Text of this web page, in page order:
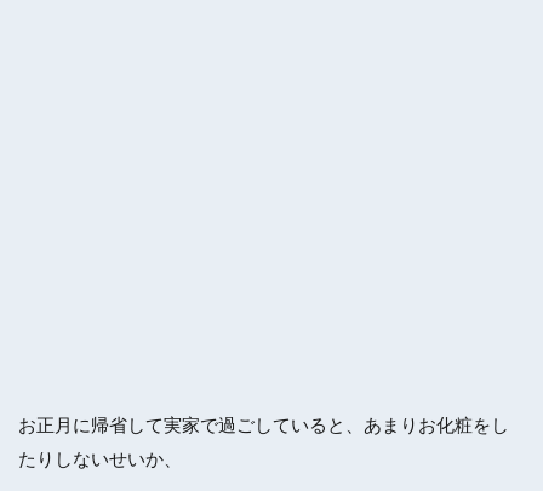
お正月に帰省して実家で過ごしていると、あまりお化粧をし
たりしないせいか、